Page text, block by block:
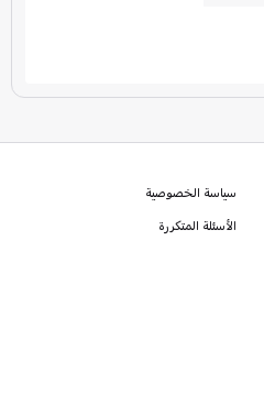
سياسة الخصوصية
الأسئلة المتكررة